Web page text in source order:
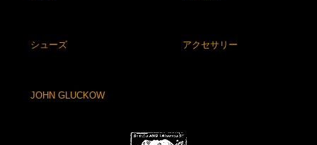
シューズ アクセサリー
JOHN GLUCKOW